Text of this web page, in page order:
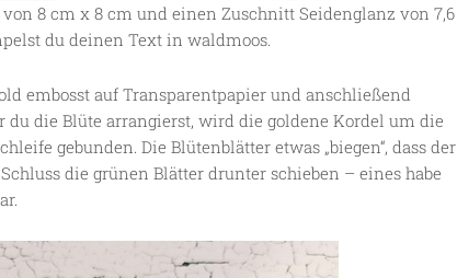
8 cm x 8 cm und einen Zuschnitt Seidenglanz von 7,6
du deinen Text in waldmoos.
embosst auf Transparentpapier und anschließend
du die Blüte arrangierst, wird die goldene Kordel um die
gebunden. Die Blütenblätter etwas „biegen“, dass der
die grünen Blätter drunter schieben – eines habe